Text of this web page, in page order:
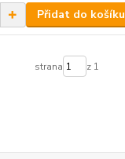
Přidat do košíku
strana z 1